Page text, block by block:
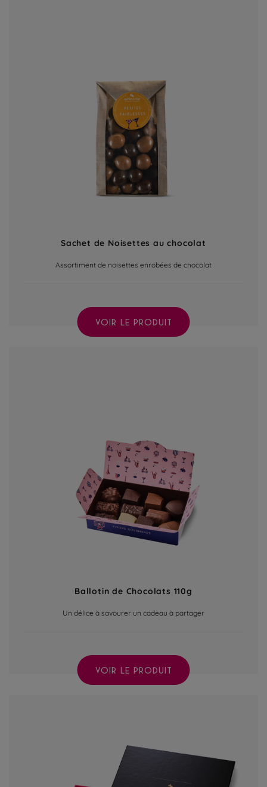
Sachet de Noisettes au chocolat
Assortiment de noisettes enrobées de chocolat
VOIR LE PRODUIT
Ballotin de Chocolats 110g
Un délice à savourer un cadeau à partager
VOIR LE PRODUIT